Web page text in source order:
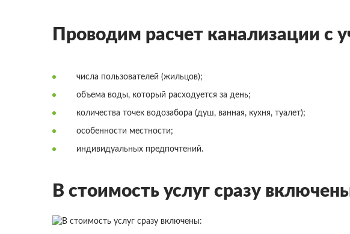
Проводим расчет канализации с
числа пользователей (жильцов);
объема воды, который расходуется за день;
количества точек водозабора (душ, ванная, кухня, туалет);
особенности местности;
индивидуальных предпочтений.
В стоимость услуг сразу